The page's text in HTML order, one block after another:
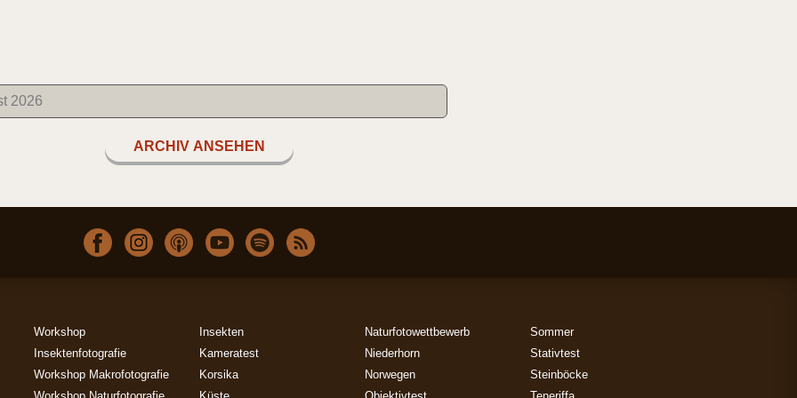
ARCHIV ANSEHEN
Workshop
Insektenfotografie
Workshop Makrofotografie
Insekten
Kameratest
Korsika
Naturfotowettbewerb
Niederhorn
Norwegen
Sommer
Stativtest
Steinböcke